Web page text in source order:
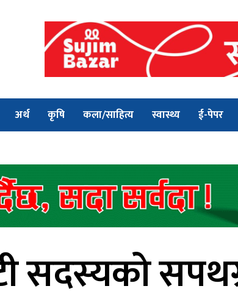
अर्थ कृषि कला/साहित्य स्वास्थ्य ई-पेपर
सदस्यको